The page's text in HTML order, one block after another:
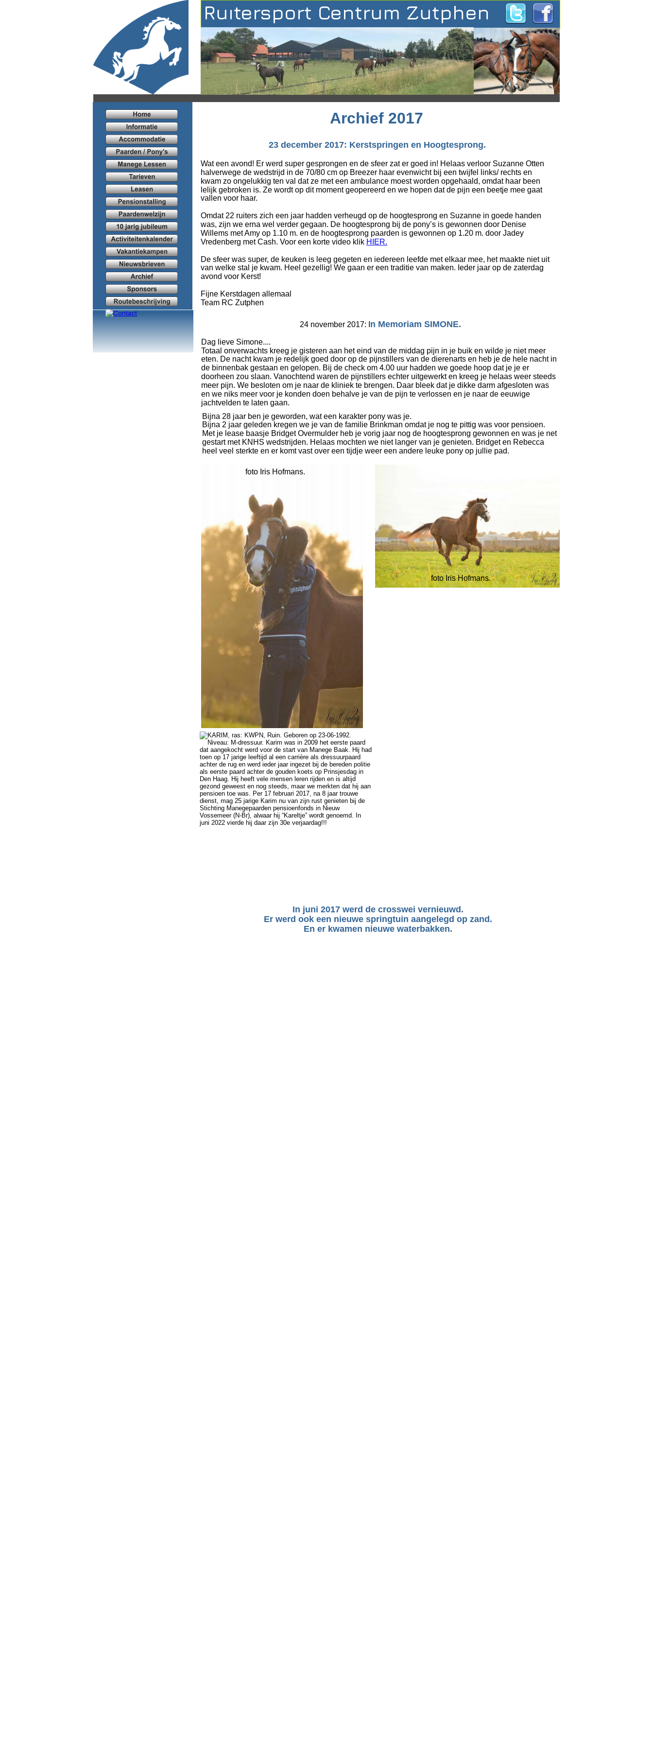
Ruitersport Centrum Zutphen
Archief 2017
Bijna 28 jaar ben je geworden, wat een karakter pony was je.
Bijna 2 jaar geleden kregen we je van de familie Brinkman omdat je nog te pittig was voor pensioen.
Met je lease baasje Bridget Overmulder heb je vorig jaar nog de hoogtesprong gewonnen en was je net
gestart met KNHS wedstrijden. Helaas mochten we niet langer van je genieten. Bridget en Rebecca
heel veel sterkte en er komt vast over een tijdje weer een andere leuke pony op jullie pad.
24 november 2017: I n Memoriam SIMONE.
Dag lieve Simone....
Totaal onverwachts kreeg je gisteren aan het eind van de middag pijn in je buik en wilde je niet meer
eten. De nacht kwam je redelijk goed door op de pijnstillers van de dierenarts en heb je de hele nacht in
de binnenbak gestaan en gelopen. Bij de check om 4.00 uur hadden we goede hoop dat je je er
doorheen zou slaan. Vanochtend waren de pijnstillers echter uitgewerkt en kreeg je helaas weer steeds
meer pijn. We besloten om je naar de kliniek te brengen. Daar bleek dat je dikke darm afgesloten was
en we niks meer voor je konden doen behalve je van de pijn te verlossen en je naar de eeuwige
jachtvelden te laten gaan.
foto Iris Hofmans.
foto Iris Hofmans.
23 december 2017: Kerstspringen en Hoogtesprong.
Wat een avond! Er werd super gesprongen en de sfeer zat er goed in! Helaas verloor Suzanne Otten
halverwege de wedstrijd in de 70/80 cm op Breezer haar evenwicht bij een twijfel links/ rechts en
kwam zo ongelukkig ten val dat ze met een ambulance moest worden opgehaald, omdat haar been
lelijk gebroken is. Ze wordt op dit moment geopereerd en we hopen dat de pijn een beetje mee gaat
vallen voor haar.
Omdat 22 ruiters zich een jaar hadden verheugd op de hoogtesprong en Suzanne in goede handen
was, zijn we erna wel verder gegaan. De hoogtesprong bij de pony’s is gewonnen door Denise
Willems met Amy op 1.10 m. en de hoogtesprong paarden is gewonnen op 1.20 m. door Jadey
Vredenberg met Cash. Voor een korte video klik HIER.
De sfeer was super, de keuken is leeg gegeten en iedereen leefde met elkaar mee, het maakte niet uit
van welke stal je kwam. Heel gezellig! We gaan er een traditie van maken. Ieder jaar op de zaterdag
avond voor Kerst!
Fijne Kerstdagen allemaal
Team RC Zutphen
In juni 2017 werd de crosswei vernieuwd.
Er werd ook een nieuwe springtuin aangelegd op zand.
En er kwamen nieuwe waterbakken.